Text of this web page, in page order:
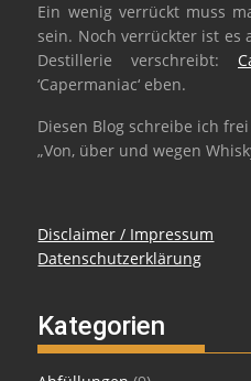
Ein wenig verrückt muss
sein. Noch verrückter ist es
Destillerie verschreibt:
‘Capermaniac‘ eben.
Diesen Blog schreibe ich
„Von, über und wegen
Disclaimer / Impressum
Datenschutzerklärung
Kategorien